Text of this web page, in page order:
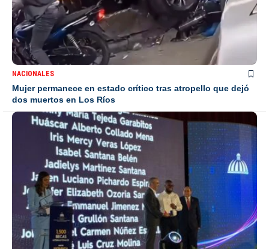
NACIONALES
Mujer permanece en estado crítico tras atropello que dejó
dos muertos en Los Ríos